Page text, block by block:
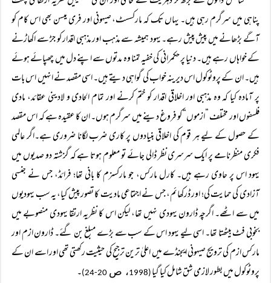
پناہی میں سرگرم رہی ہیں۔ یہاں تک کہ مارکسسٹ، صیہونی اور فری میسن بھی اس کام کو
آگے بڑھانے میں پیش پیش رہے۔ یہود ہمیشہ سے مذہب اور مذہبی اقدار کو جڑ سے اکھاڑنے
کے خواہاں رہے ہیں۔ دنیا پر حکمرانی کی خفیہ تمنا وہ مدتوں سے اپنے دل میں چھپائے ہوئے
ہیں۔ ان کے پروٹوکول اس دیرینہ خواب کی گواہی دیتے ہیں۔ اسی مقصد نے انہیں اس بات
پر آمادہ کیا کہ وہ مذہبی اور اخلاقی اقدار کو ختم کرنے اور تمام الحادی و لادینی عقائد، مادی
فلسفوں اور مختلف ”ازموں“ کو فروغ دینے میں سرگرم ہوں۔ ان کا عقیدہ ہے کہ اس مقصد
کے حصول کے لیے ہر قوم کی اخلاقی بنیادوں پر کاری ضرب لگانا ضروری ہے۔اگر عالمی
فکری منظرنامے پر ایک سرسری نظر ڈالی جائے تو معلوم ہوتا ہے کہ گزشتہ دو صدیوں میں
یہود اس پر حاوی رہے ہیں۔ کارل مارکس، جو مارکسزم کا بانی تھا؛ فرائڈ، جس نے جنسی
آزادی کی حمایت کی؛ اور ڈرکھائم، جس نے اجتماعی مادیت کا تصور پیش کیا، یہ سب یہودیوں
میں سے اٹھے۔ اگرچہ ڈارون یہودی نہیں تھا، لیکن اس کا نظریہ ارتقا یہودی منصوبے میں
بخوبی فٹ بیٹھتا تھا۔ اسی لیے یہود اس کے سب سے بڑے مبلغ بن گئے۔ ڈارون ازم اور
مارکس ازم کی ترویج صیہونی ایجنڈے میں اعلیٰ ترین ترجیح کی حیثیت رکھتی تھی اور اسے ان کے
پروٹوکول میں بطور لازمی شق شامل کیا گیا(1998 ، ص 20-24)
۔